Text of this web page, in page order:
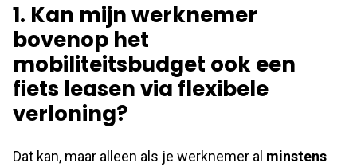
1. Kan mijn werknemer
bovenop het
mobiliteitsbudget ook een
fiets leasen via flexibele
verloning?
Dat kan, maar alleen als je werknemer al minstens